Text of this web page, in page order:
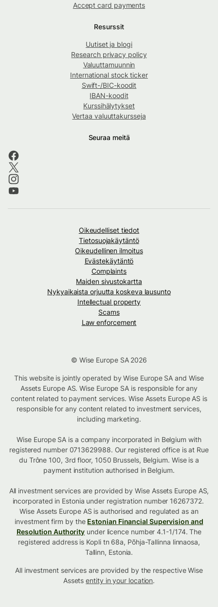
Accept card payments
Resurssit
Uutiset ja blogi
Research privacy policy
Valuuttamuunnin
International stock ticker
Swift-/BIC-koodit
IBAN-koodit
Kurssihälytykset
Vertaa valuuttakursseja
Seuraa meitä
Oikeudelliset tiedot
Tietosuojakäytäntö
Oikeudellinen ilmoitus
Evästekäytäntö
Complaints
Maiden sivustokartta
Nykyaikaista orjuutta koskeva lausunto
Intellectual property
Scams
Law enforcement
© Wise Europe SA 2026
This website is jointly operated by Wise Europe SA and Wise
Assets Europe AS. Wise Europe SA is responsible for any
content related to payment services. Wise Assets Europe AS is
responsible for any content related to investment services,
including marketing.
Wise Europe SA is a company incorporated in Belgium with
registered number 0713629988. Our registered office is at Rue
du Trône 100, 3rd floor, 1050 Brussels, Belgium. Wise is a
payment institution authorised in Belgium.
All investment services are provided by Wise Assets Europe AS,
incorporated in Estonia under registration number 16267372.
Wise Assets Europe AS is authorised and regulated as an
investment firm by the Estonian Financial Supervision and
Resolution Authority under licence number 4.1-1/174. The
registered address is Kopli tn 68a, Põhja-Tallinna linnaosa,
Tallinn, Estonia.
All investment services are provided by the respective Wise
Assetsentity in your location.